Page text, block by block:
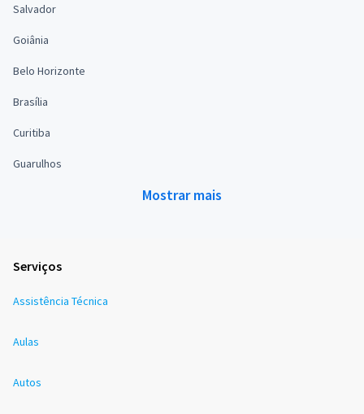
Salvador
Goiânia
Belo Horizonte
Brasília
Curitiba
Guarulhos
Mostrar mais
Serviços
Assistência Técnica
Aulas
Autos